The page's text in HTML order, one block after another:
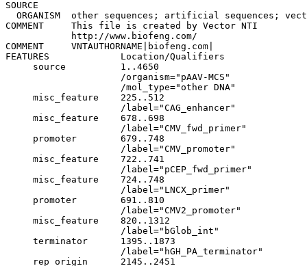
SOURCE
ORGANISM  other sequences; artificial sequences;
COMMENT     This file is created by Vector NTI
            http://www.biofeng.com/
COMMENT     VNTAUTHORNAME|biofeng.com|
FEATURES             Location/Qualifiers
     source          1..4650
                     /organism="pAAV-MCS"
                     /mol_type="other DNA"
     misc_feature    225..512
                     /label="CAG_enhancer"
     misc_feature    678..698
                     /label="CMV_fwd_primer"
     promoter        679..748
                     /label="CMV_promoter"
     misc_feature    722..741
                     /label="pCEP_fwd_primer"
     misc_feature    724..748
                     /label="LNCX_primer"
     promoter        691..810
                     /label="CMV2_promoter"
     misc_feature    820..1312
                     /label="bGlob_int"
     terminator      1395..1873
                     /label="hGH_PA_terminator"
     rep_origin      2145..2451